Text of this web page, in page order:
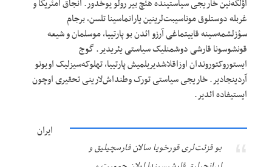
اؤلکه‌نین خاریجی سیاستینده هئچ بیر رولو یوخدور. آنجاق آمئریکا و
غربله دوستلوق موناسیبت‌لرینین یارانماسینا تلسن، برجام
سؤزلشمه‌سینه قاییتماغی آرزو ائد‌ن بو پارتییا، موسلمان و شیعه
قونشوسونا قارشی دوشمنلیک سیاستی یئریدیر. گوج
ایستوروکتوروندان اوزاقلاشدیریلمیش پارتییا، تهلوکه‌سیزلیک اویونو
آردینجادیر. خاریجی سیاستی تورک وطنداش‌لارینی تحقیری اوچون
ایستیفاده ائدیر.
بو قزئت‌لری قورخویا سالان فارسچیلیق و
ایران